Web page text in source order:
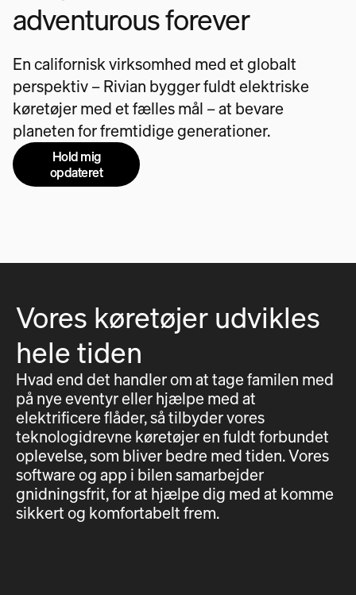
adventurous forever
En californisk virksomhed med et globalt
perspektiv – Rivian bygger fuldt elektriske
køretøjer med et fælles mål – at bevare
planeten for fremtidige generationer.
Hold mig
opdateret
Vores køretøjer udvikles
hele tiden
Hvad end det handler om at tage familen med
på nye eventyr eller hjælpe med at
elektrificere flåder, så tilbyder vores
teknologidrevne køretøjer en fuldt forbundet
oplevelse, som bliver bedre med tiden. Vores
software og app i bilen samarbejder
gnidningsfrit, for at hjælpe dig med at komme
sikkert og komfortabelt frem.